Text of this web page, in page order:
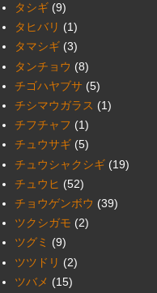
タシギ (9)
タヒバリ (1)
タマシギ (3)
タンチョウ (8)
チゴハヤブサ (5)
チシマウガラス (1)
チフチャフ (1)
チュウサギ (5)
チュウシャクシギ (19)
チュウヒ (52)
チョウゲンボウ (39)
ツクシガモ (2)
ツグミ (9)
ツツドリ (2)
ツバメ (15)